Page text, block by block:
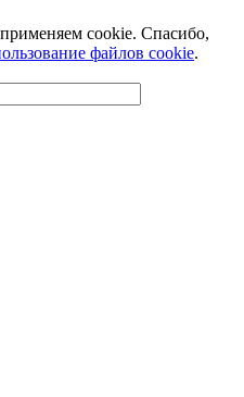
cookie. Спасибо,
файлов cookie.